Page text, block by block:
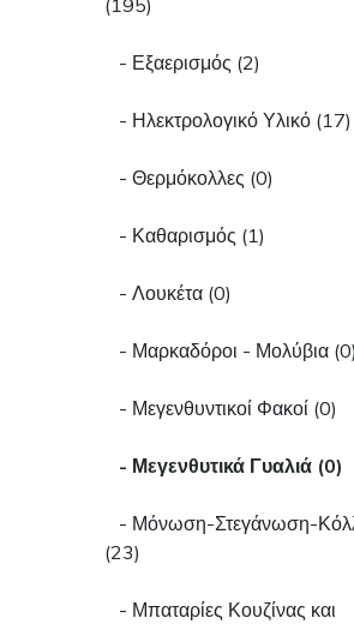
(195)
- Εξαερισμός (2)
- Ηλεκτρολογικό Υλικό (17)
- Θερμόκολλες (0)
- Καθαρισμός (1)
- Λουκέτα (0)
- Μαρκαδόροι - Μολύβια (0)
- Μεγενθυντικοί Φακοί (0)
- Μεγενθυτικά Γυαλιά (0)
- Μόνωση-Στεγάνωση-
(23)
- Μπαταρίες Κουζίνας και